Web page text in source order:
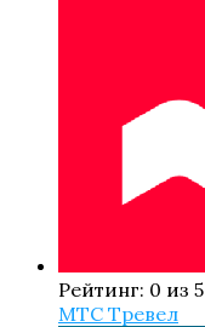
Рейтинг: 0 из 5
МТС Тревел